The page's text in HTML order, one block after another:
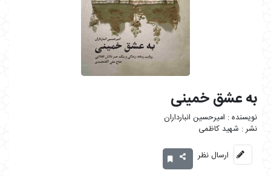
به عشق خمینی
امیرحسین انبارداران
شهید کاظمی
ارسال نظر